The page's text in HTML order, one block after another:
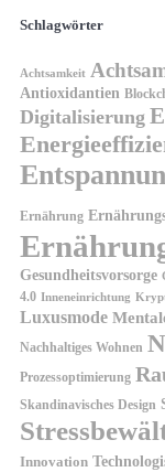
Schlagwörter
Achtsamkeit
Antioxidantien
Digitalisierung
Ernährung
Gesundheitsvorsorge
4.0 Inneneinrichtung
Luxusmode
Nachhaltiges Wohnen
Prozessoptimierung
Skandinavisches Design
Innovation